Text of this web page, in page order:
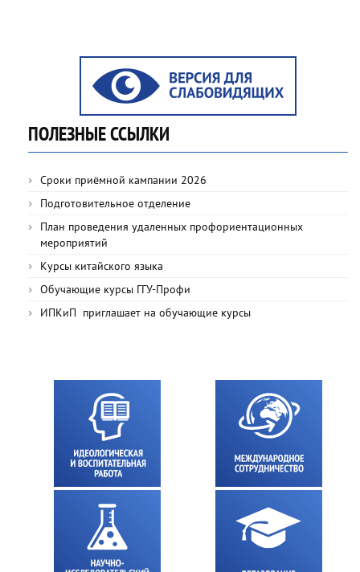
ПОЛЕЗНЫЕ ССЫЛКИ
Сроки приёмной кампании 2026
Подготовительное отделение
План проведения удаленных профориентационных
мероприятий
Курсы китайского языка
Обучающие курсы ГГУ-Профи
ИПКиП приглашает на обучающие курсы